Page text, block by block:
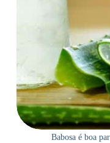
Babosa é boa